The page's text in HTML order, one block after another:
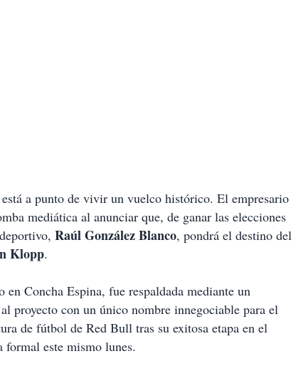
está a punto de vivir un vuelco histórico. El empresario
mediática al anunciar que, de ganar las elecciones
Raúl González Blanco, pondrá el destino del
Klopp.
Concha Espina, fue respaldada mediante un
proyecto con un único nombre innegociable para el
de fútbol de Red Bull tras su exitosa etapa en el
este mismo lunes.